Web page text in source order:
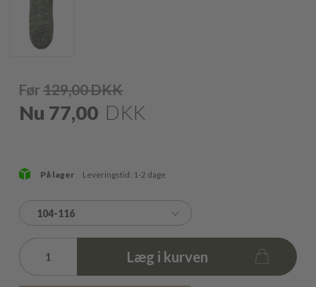
Før129,00DKK
Nu 77,00 DKK
På lager Leveringstid: 1-2 dage
104-116
Læg i kurven